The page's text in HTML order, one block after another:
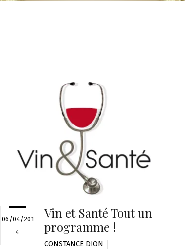
06/04/201
4
Vin et Santé Tout un
programme !
CONSTANCE DION